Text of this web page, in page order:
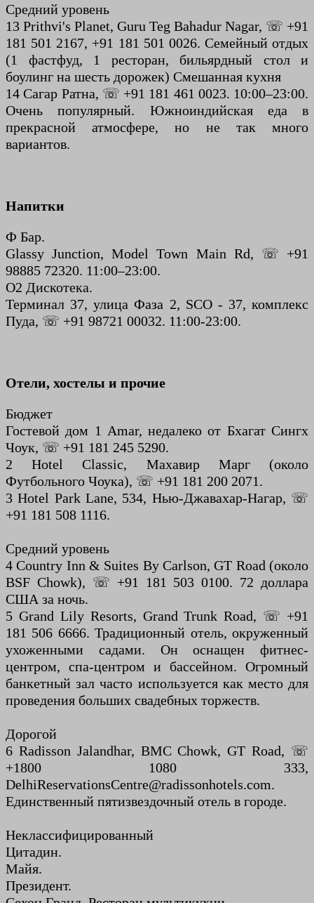
Средний уровень
13 Prithvi's Planet, Guru Teg Bahadur Nagar, ☏ +91
181 501 2167, +91 181 501 0026. Семейный отдых
(1 фастфуд, 1 ресторан, бильярдный стол и
боулинг на шесть дорожек) Смешанная кухня
14 Сагар Ратна, ☏ +91 181 461 0023. 10:00–23:00.
Очень популярный. Южноиндийская еда в
прекрасной атмосфере, но не так много
вариантов.
Напитки
Ф Бар.
Glassy Junction, Model Town Main Rd, ☏ +91
98885 72320. 11:00–23:00.
О2 Дискотека.
Терминал 37, улица Фаза 2, SCO - 37, комплекс
Пуда, ☏ +91 98721 00032. 11:00-23:00.
Отели, хостелы и прочие
Бюджет
Гостевой дом 1 Amar, недалеко от Бхагат Сингх
Чоук, ☏ +91 181 245 5290.
2 Hotel Classic, Махавир Марг (около
Футбольного Чоука), ☏ +91 181 200 2071.
3 Hotel Park Lane, 534, Нью-Джавахар-Нагар, ☏
+91 181 508 1116.
Средний уровень
4 Country Inn & Suites By Carlson, GT Road (около
BSF Chowk), ☏ +91 181 503 0100. 72 доллара
США за ночь.
5 Grand Lily Resorts, Grand Trunk Road, ☏ +91
181 506 6666. Традиционный отель, окруженный
ухоженными садами. Он оснащен фитнес-
центром, спа-центром и бассейном. Огромный
банкетный зал часто используется как место для
проведения больших свадебных торжеств.
Дорогой
6 Radisson Jalandhar, BMC Chowk, GT Road, ☏
+1800 1080 333,
DelhiReservationsCentre@radissonhotels.com.
Единственный пятизвездочный отель в городе.
Неклассифицированный
Цитадин.
Майя.
Президент.